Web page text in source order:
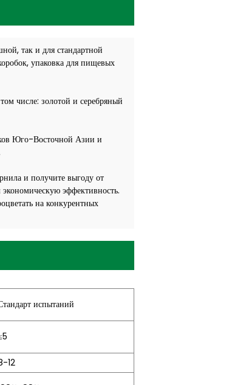
так и для стандартной
упаковка для пищевых
числе: золотой и серебряный
Юго-Восточной Азии и
и получите выгоду от
эффективность.
на конкурентных
испытаний
12